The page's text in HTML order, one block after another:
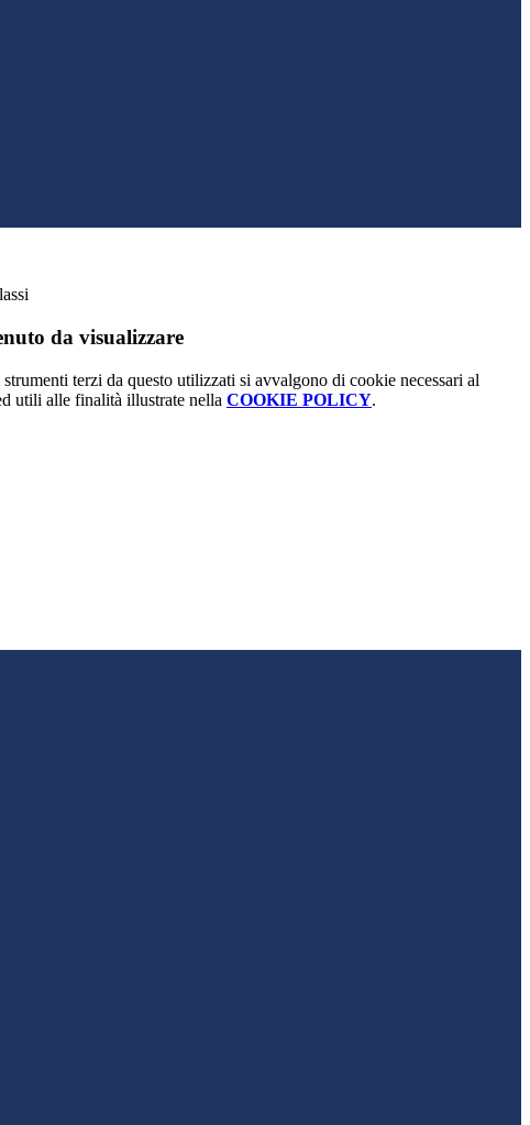
da visualizzare
terzi da questo utilizzati si avvalgono di cookie necessari al
utili alle finalità illustrate nella COOKIE POLICY.